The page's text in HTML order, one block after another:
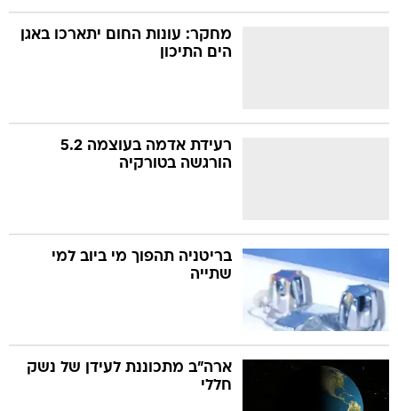
מחקר: עונות החום יתארכו באגן
הים התיכון
רעידת אדמה בעוצמה 5.2
הורגשה בטורקיה
בריטניה תהפוך מי ביוב למי
שתייה
ארה"ב מתכוננת לעידן של נשק
חללי